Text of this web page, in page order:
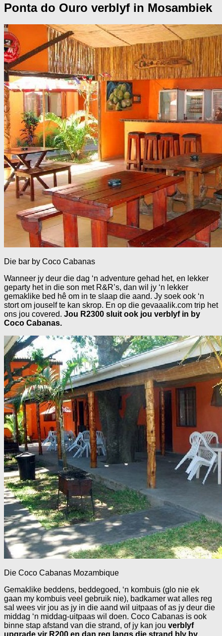
Ponta do Ouro verblyf in Mosambiek
Die bar by Coco Cabanas
Wanneer jy deur die dag ‘n adventure gehad het, en lekker
geparty het in die son met R&R’s, dan wil jy ‘n lekker
gemaklike bed hê om in te slaap die aand. Jy soek ook ‘n
stort om jouself te kan skrop. En op die gevaaalik.com trip het
ons jou covered. Jou R2300 sluit ook jou verblyf in by
Coco Cabanas.
Die Coco Cabanas Mozambique
Gemaklike beddens, beddegoed, ‘n kombuis (glo nie ek
gaan my kombuis veel gebruik nie), badkamer wat alles reg
sal wees vir jou as jy in die aand wil uitpaas of as jy deur die
middag ‘n middag-uitpaas wil doen. Coco Cabanas is ook
binne stap afstand van die strand, of jy kan jou verblyf